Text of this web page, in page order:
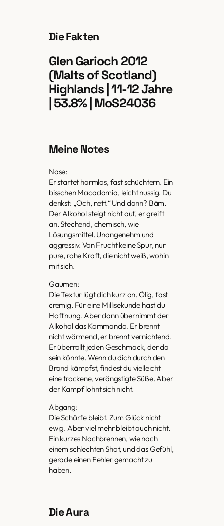
Die Fakten
Glen Garioch 2012
(Malts of Scotland)
Highlands | 11-12 Jahre
| 53.8% | MoS24036
Meine Notes
Nase:
Er startet harmlos, fast schüchtern. Ein
bisschen Macadamia, leicht nussig. Du
denkst: „Och, nett.“ Und dann? Bäm.
Der Alkohol steigt nicht auf, er greift
an. Stechend, chemisch, wie
Lösungsmittel. Unangenehm und
aggressiv. Von Frucht keine Spur, nur
pure, rohe Kraft, die nicht weiß, wohin
mit sich.
Gaumen:
Die Textur lügt dich kurz an. Ölig, fast
cremig. Für eine Millisekunde hast du
Hoffnung. Aber dann übernimmt der
Alkohol das Kommando. Er brennt
nicht wärmend, er brennt vernichtend.
Er überrollt jeden Geschmack, der da
sein könnte. Wenn du dich durch den
Brand kämpfst, findest du vielleicht
eine trockene, verängstigte Süße. Aber
der Kampf lohnt sich nicht.
Abgang:
Die Schärfe bleibt. Zum Glück nicht
ewig. Aber viel mehr bleibt auch nicht.
Ein kurzes Nachbrennen, wie nach
einem schlechten Shot, und das Gefühl,
gerade einen Fehler gemacht zu
haben.
Die Aura